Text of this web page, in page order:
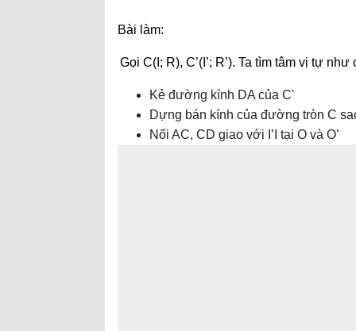
Bài làm:
Gọi C(I; R), C’(I’; R’). Ta tìm tâm vị tự
Kẻ đường kính DA của C'
Dựng bán kính của đường tròn C
Nối AC, CD giao với I’I tại O và O’